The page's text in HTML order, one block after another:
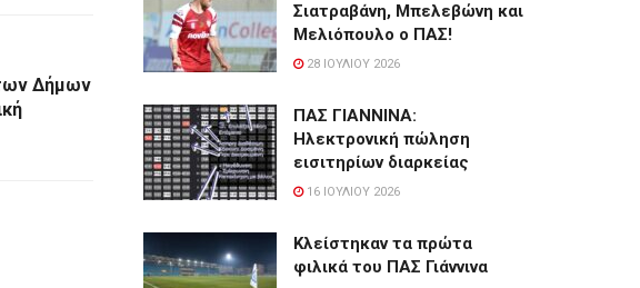
Δήμων
Σιατραβάνη, Μπελεβώνη και
Μελιόπουλο ο ΠΑΣ!
28 ΙΟΥΛΊΟΥ 2026
ΠΑΣ ΓΙΑΝΝΙΝΑ:
Hλεκτρονική πώληση
εισιτηρίων διαρκείας
16 ΙΟΥΛΊΟΥ 2026
Κλείστηκαν τα πρώτα
φιλικά του ΠΑΣ Γιάννινα